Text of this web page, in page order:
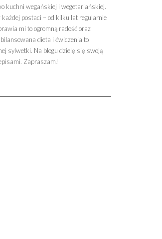
kuchni wegańskiej i wegetariańskiej.
postaci – od kilku lat regularnie
mi to ogromną radość oraz
dieta i ćwiczenia to
sylwetki. Na blogu dzielę się swoją
Zapraszam!